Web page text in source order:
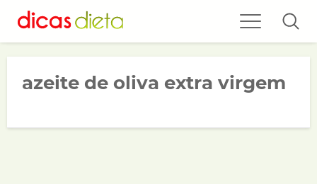
azeite de oliva extra virgem